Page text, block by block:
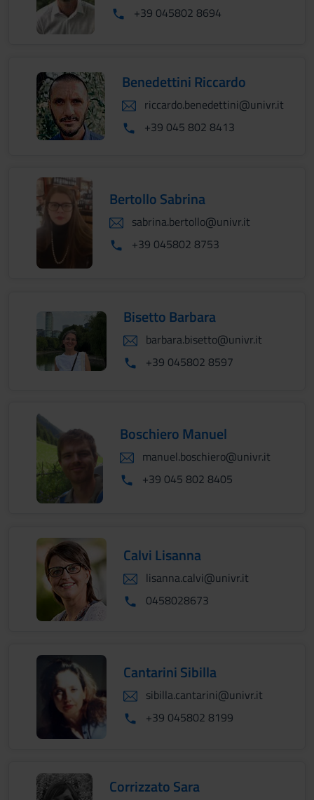
+39 045802 8694
Benedettini Riccardo
riccardo.benedettini@univr.it
+39 045 802 8413
Bertollo Sabrina
sabrina.bertollo@univr.it
+39 045802 8753
Bisetto Barbara
barbara.bisetto@univr.it
+39 045802 8597
Boschiero Manuel
manuel.boschiero@univr.it
+39 045 802 8405
Calvi Lisanna
lisanna.calvi@univr.it
0458028673
Cantarini Sibilla
sibilla.cantarini@univr.it
+39 045802 8199
Corrizzato Sara